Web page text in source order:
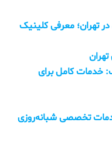
تهران؛ معرفی کلینیک
خدمات کامل برای
تخصصی شبانه‌روزی